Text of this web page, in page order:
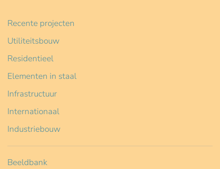
Recente projecten
Utiliteitsbouw
Residentieel
Elementen in staal
Infrastructuur
Internationaal
Industriebouw
Beeldbank